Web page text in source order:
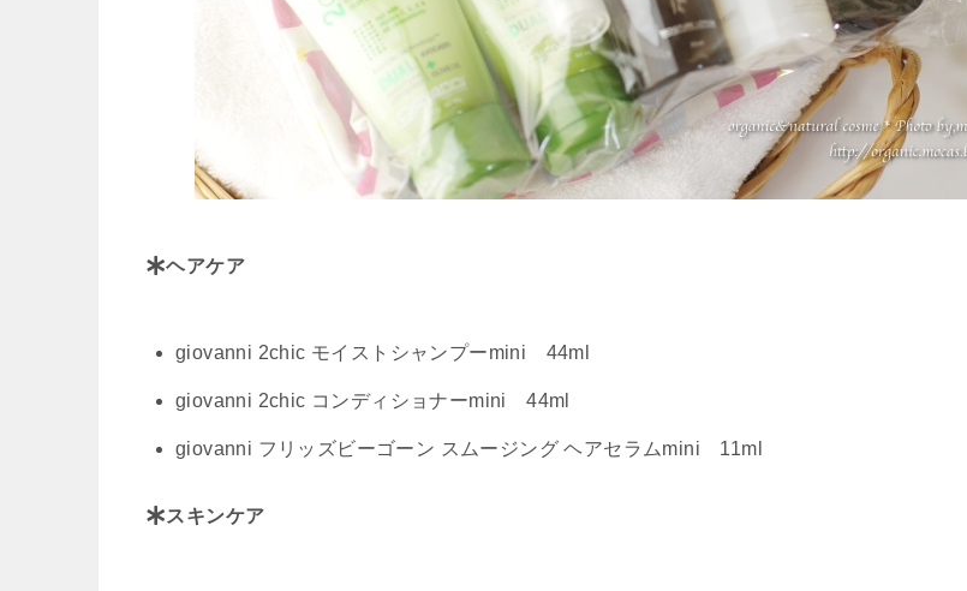
ヘアケア
giovanni 2chic モイストシャンプーmini 44ml
giovanni 2chic コンディショナーmini 44ml
giovanni フリッズビーゴーン スムージング ヘアセラムmini 11ml
スキンケア